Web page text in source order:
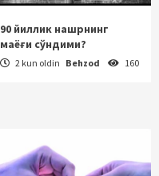
90 йиллик нашрнинг
маёғи сўндими?
2 kun oldin Behzod 160